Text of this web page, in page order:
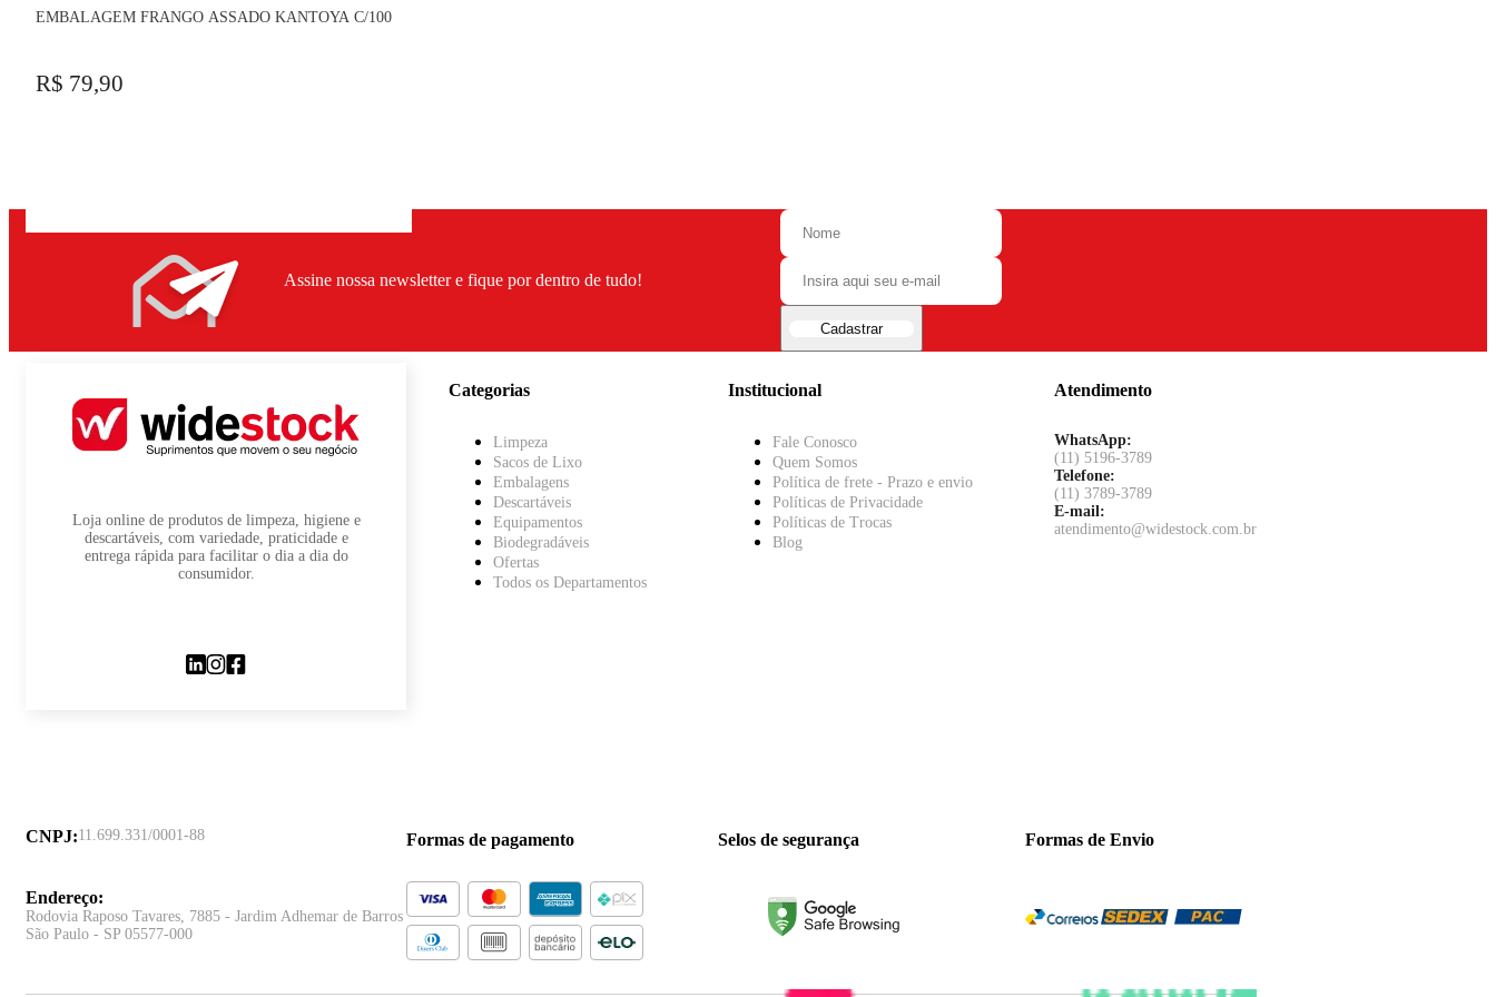
EMBALAGEM FRANGO ASSADO KANTOYA C/100
R$ 79,90
Assine nossa newsletter e fique por dentro de tudo!
Cadastrar
Loja online de produtos de limpeza, higiene e
descartáveis, com variedade, praticidade e
entrega rápida para facilitar o dia a dia do
consumidor.
Categorias
Limpeza
Sacos de Lixo
Embalagens
Descartáveis
Equipamentos
Biodegradáveis
Ofertas
Todos os Departamentos
Institucional
Fale Conosco
Quem Somos
Política de frete - Prazo e envio
Políticas de Privacidade
Políticas de Trocas
Blog
Atendimento
WhatsApp:
(11) 5196-3789
Telefone:
(11) 3789-3789
E-mail:
atendimento@widestock.com.br
CNPJ:11.699.331/0001-88
Endereço:
Rodovia Raposo Tavares, 7885 - Jardim Adhemar de Barros
São Paulo - SP 05577-000
Formas de pagamento Selos de segurança Formas de Envio